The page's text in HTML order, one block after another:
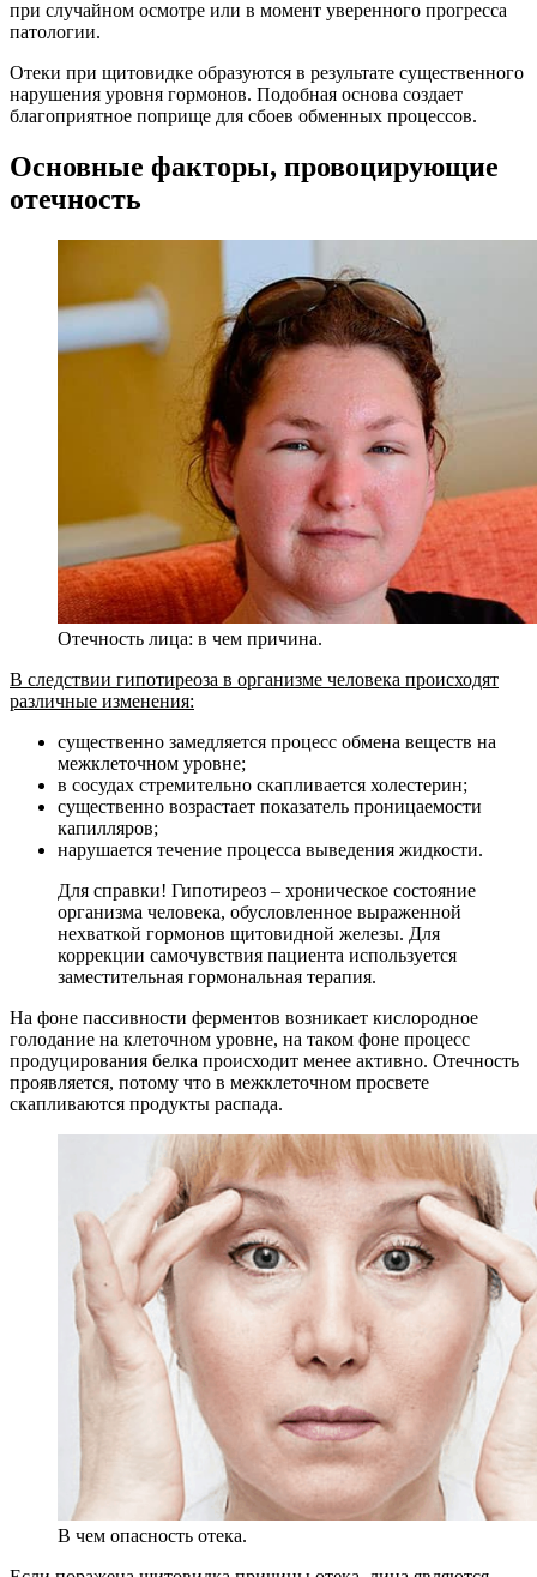
при случайном осмотре или в момент уверенного прогресса
патологии.
Отеки при щитовидке образуются в результате существенного
нарушения уровня гормонов. Подобная основа создает
благоприятное поприще для сбоев обменных процессов.
Основные факторы, провоцирующие
отечность
Отечность лица: в чем причина.
В следствии гипотиреоза в организме человека происходят
различные изменения:
существенно замедляется процесс обмена веществ на
межклеточном уровне;
в сосудах стремительно скапливается холестерин;
существенно возрастает показатель проницаемости
капилляров;
нарушается течение процесса выведения жидкости.
Для справки! Гипотиреоз – хроническое состояние
организма человека, обусловленное выраженной
нехваткой гормонов щитовидной железы. Для
коррекции самочувствия пациента используется
заместительная гормональная терапия.
На фоне пассивности ферментов возникает кислородное
голодание на клеточном уровне, на таком фоне процесс
продуцирования белка происходит менее активно. Отечность
проявляется, потому что в межклеточном просвете
скапливаются продукты распада.
В чем опасность отека.